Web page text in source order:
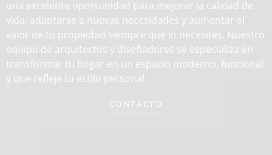
una excelente oportunidad para mejorar la calidad de
vida, adaptarse a nuevas necesidades y aumentar el
valor de tu propiedad siempre que lo necesites. Nuestro
equipo de arquitectos y diseñadores se especializa en
transformar tu hogar en un espacio moderno, funcional
y que refleje tu estilo personal.
CONTACTO